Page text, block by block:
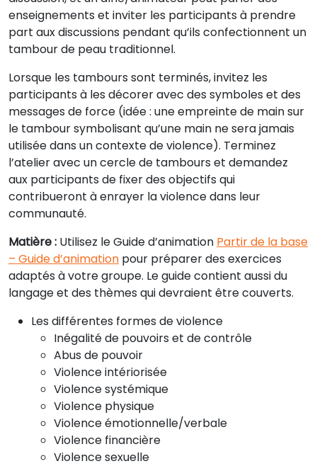
enseignements et inviter les participants à prendre
part aux discussions pendant qu’ils confectionnent un
tambour de peau traditionnel.
Lorsque les tambours sont terminés, invitez les
participants à les décorer avec des symboles et des
messages de force (idée : une empreinte de main sur
le tambour symbolisant qu’une main ne sera jamais
utilisée dans un contexte de violence). Terminez
l’atelier avec un cercle de tambours et demandez
aux participants de fixer des objectifs qui
contribueront à enrayer la violence dans leur
communauté.
Matière : Utilisez le Guide d’animation Partir de la base
– Guide d’animation pour préparer des exercices
adaptés à votre groupe. Le guide contient aussi du
langage et des thèmes qui devraient être couverts.
Les différentes formes de violence
Inégalité de pouvoirs et de contrôle
Abus de pouvoir
Violence intériorisée
Violence systémique
Violence physique
Violence émotionnelle/verbale
Violence financière
Violence sexuelle